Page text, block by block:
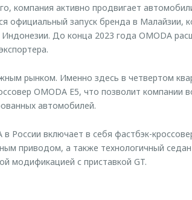
компания активно продвигает
официальный запуск бренда в Малайзии,
До конца 2023 года OMODA
рынком. Именно здесь в четвертом
OMODA E5, что позволит компании
автомобилей.
включает в себя фастбэк-
приводом, а также технологичный седан
модификацией с приставкой GT.